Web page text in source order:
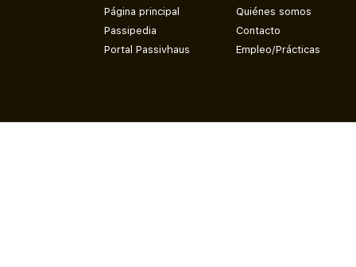
Página principal
Passipedia
Portal Passivhaus
Quiénes somos
Contacto
Empleo/Prácticas